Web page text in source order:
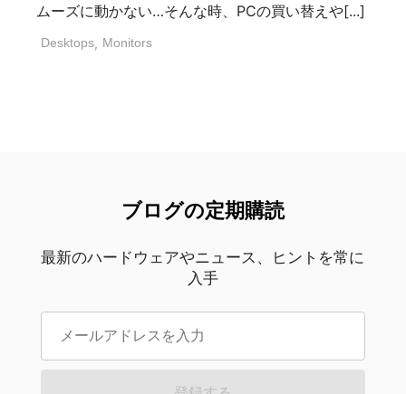
ムーズに動かない…そんな時、PCの買い替えや[...]
Desktops, Monitors
ブログの定期購読
最新のハードウェアやニュース、ヒントを常に
入手